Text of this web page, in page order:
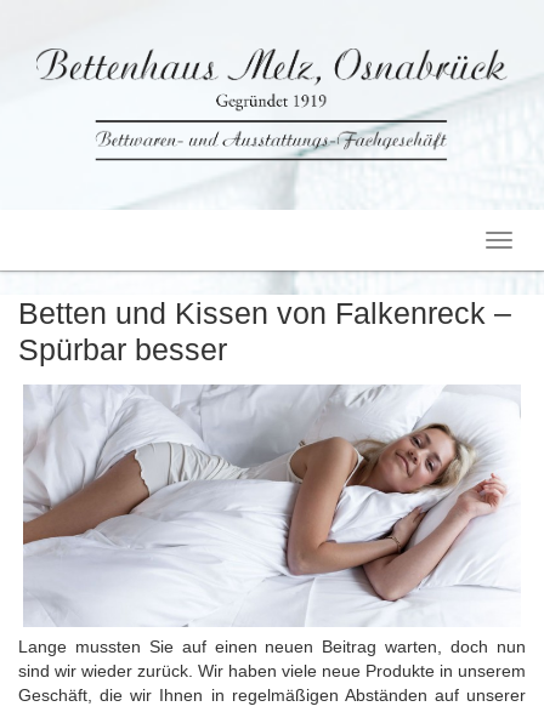
Betten und Kissen von Falkenreck –
Spürbar besser
Lange mussten Sie auf einen neuen Beitrag warten, doch nun
sind wir wieder zurück. Wir haben viele neue Produkte in unserem
Geschäft, die wir Ihnen in regelmäßigen Abständen auf unserer